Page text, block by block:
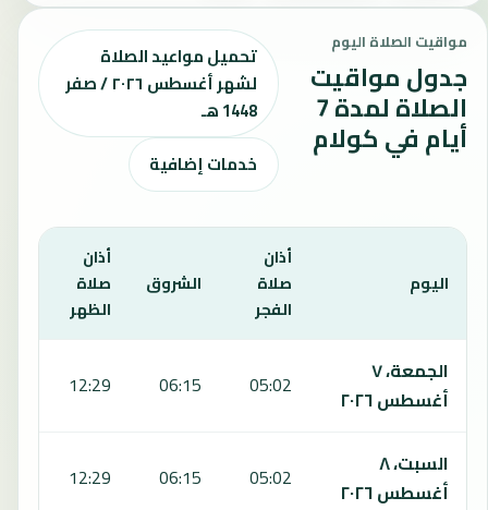
مواقيت الصلاة اليوم
جدول مواقيت
الصلاة لمدة 7
أيام في كولام
تحميل مواعيد الصلاة
لشهر أغسطس ٢٠٢٦ / صفر
1448 هـ
خدمات إضافية
اليوم
أذان
صلاة
الفجر
الشروق
أذان
صلاة
الظهر
الجمعة، ٧
أغسطس ٢٠٢٦
05:02
06:15
12:29
السبت، ٨
أغسطس ٢٠٢٦
05:02
06:15
12:29